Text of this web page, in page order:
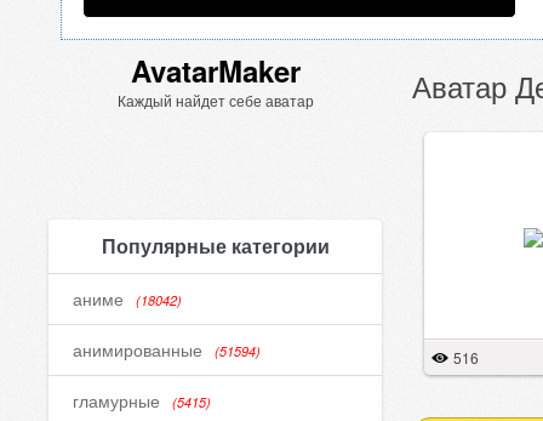
AvatarMaker
Каждый найдет себе аватар
Популярные категории
аниме (18042)
анимированные (51594)
гламурные (5415)
Аватар
516